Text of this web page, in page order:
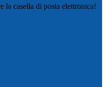
la casella di posta elettronica!